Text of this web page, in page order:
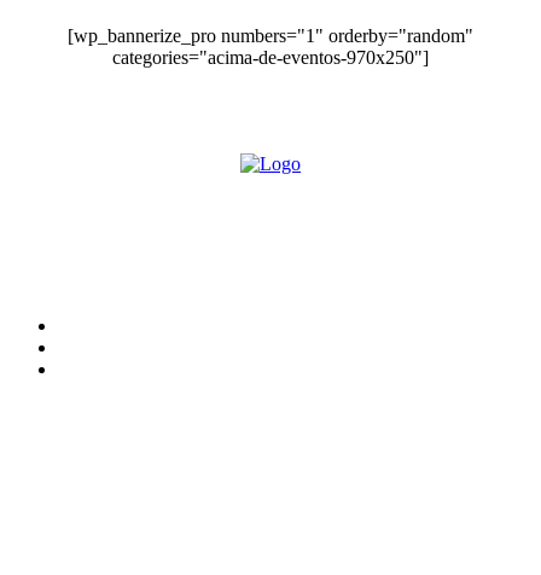
[wp_bannerize_pro numbers="1" orderby="random"
categories="acima-de-eventos-970x250"]